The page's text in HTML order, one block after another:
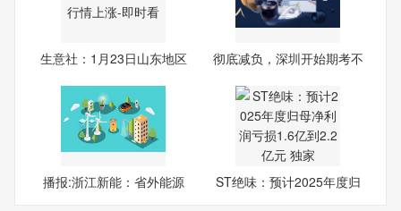
生意社：1月23日山东地区
彻底减负，深圳开始期考不
播报:浙江新能：省外能源
ST绝味：预计2025年度归